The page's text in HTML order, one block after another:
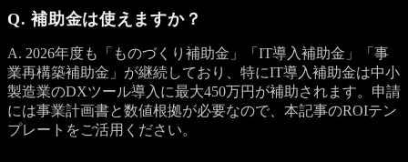
Q. 補助金は使えますか？
A. 2026年度も「ものづくり補助金」「IT導入補助金」「事
業再構築補助金」が継続しており、特にIT導入補助金は中小
製造業のDXツール導入に最大450万円が補助されます。申請
には事業計画書と数値根拠が必要なので、本記事のROIテン
プレートをご活用ください。